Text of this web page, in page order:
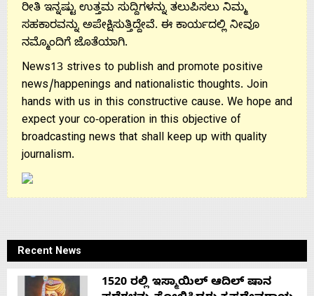
ರೀತಿ ಇನ್ನಷ್ಟು ಉತ್ತಮ ಸುದ್ದಿಗಳನ್ನು ತಲುಪಿಸಲು ನಿಮ್ಮ
ಸಹಕಾರವನ್ನು ಅಪೇಕ್ಷಿಸುತ್ತಿದ್ದೇವೆ. ಈ ಕಾರ್ಯದಲ್ಲಿ ನೀವೂ
ನಮ್ಮೊಂದಿಗೆ ಜೊತೆಯಾಗಿ.
News13 strives to publish and promote positive
news/happenings and nationalistic thoughts. Join
hands with us in this constructive cause. We hope and
expect your co-operation in this objective of
broadcasting news that shall keep up with quality
journalism.
Recent News
1520 ರಲ್ಲಿ ಇಸ್ಮಾಯಿಲ್ ಆದಿಲ್ ಷಾನ